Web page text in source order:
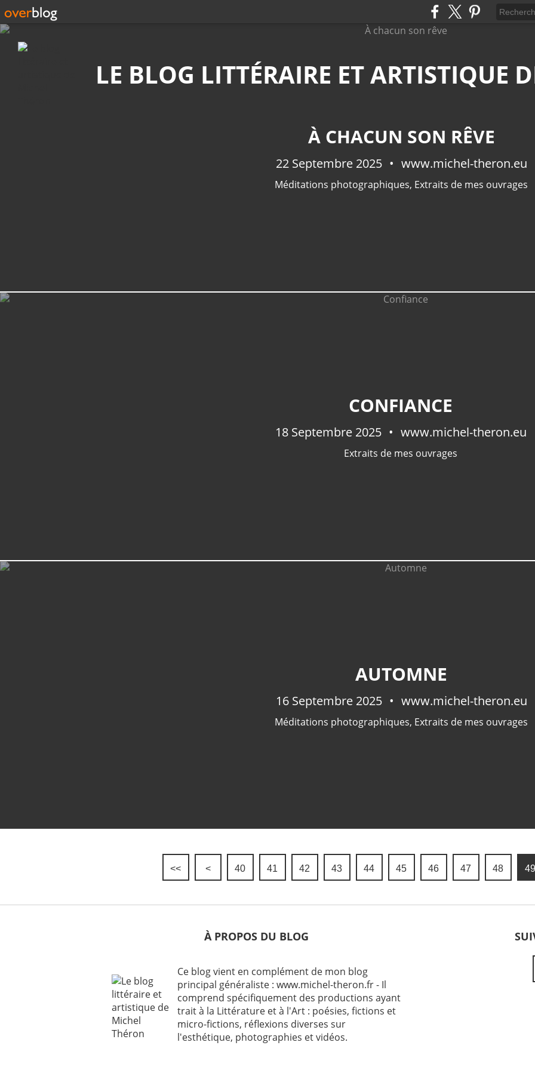
LE BLOG LITTÉRAIRE ET ARTISTIQUE
À CHACUN SON RÊVE
22 Septembre 2025 www.michel-theron.eu
Méditations photographiques, Extraits de mes ouvrages
CONFIANCE
18 Septembre 2025 www.michel-theron.eu
Extraits de mes ouvrages
AUTOMNE
16 Septembre 2025 www.michel-theron.eu
Méditations photographiques, Extraits de mes ouvrages
<< < 10
20
30
40 41 42 43 44 45 46 47 48 49
À PROPOS DU BLOG
Ce blog vient en complément de mon blog
principal généraliste : www.michel-theron.fr - Il
comprend spécifiquement des productions ayant
trait à la Littérature et à l'Art : poésies, fictions et
micro-fictions, réflexions diverses sur
l'esthétique, photographies et vidéos.